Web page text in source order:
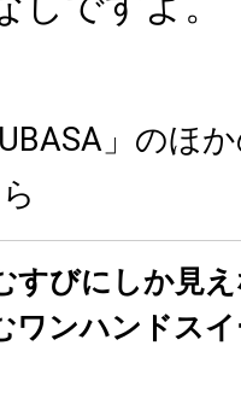
」のほ
すびにしか見
ワンハンドスイ